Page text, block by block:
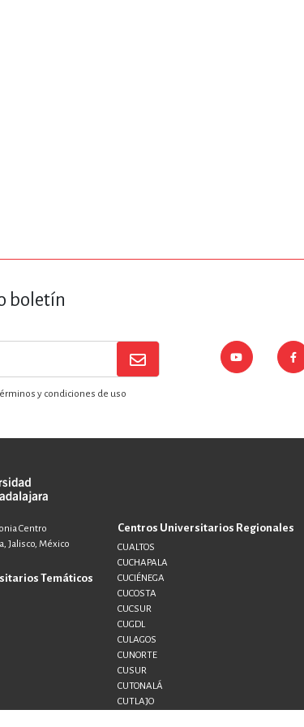
boletín
y condiciones de uso
Centro
Jalisco, México
Temáticos
Centros Universitarios Regionales
CUALTOS
CUCHAPALA
CUCIÉNEGA
CUCOSTA
CUCSUR
CUGDL
CULAGOS
CUNORTE
CUSUR
CUTONALÁ
CUTLAJO